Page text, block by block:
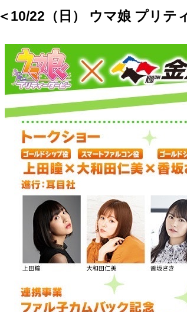
＜10/22（日） ウマ娘 プリテ